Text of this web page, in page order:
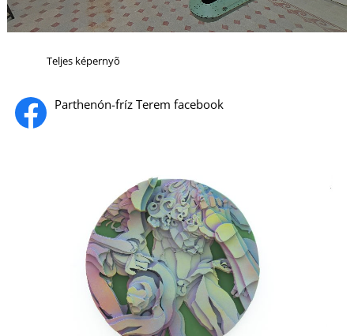
Teljes képernyõ
Parthenón-fríz Terem facebook